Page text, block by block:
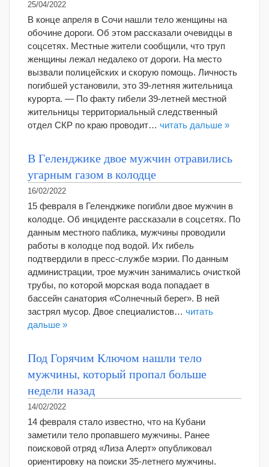
25/04/2022
В конце апреля в Сочи нашли тело женщины на
обочине дороги. Об этом рассказали очевидцы в
соцсетях. Местные жители сообщили, что труп
женщины лежал недалеко от дороги. На место
вызвали полицейских и скорую помощь. Личность
погибшей установили, это 39-летняя жительница
курорта. — По факту гибели 39-летней местной
жительницы территориальный следственный
отдел СКР по краю проводит… читать дальше »
В Геленджике двое мужчин отравились
угарным газом в колодце
16/02/2022
15 февраля в Геленджике погибли двое мужчин в
колодце. Об инциденте рассказали в соцсетях. По
данным местного паблика, мужчины проводили
работы в колодце под водой. Их гибель
подтвердили в пресс-службе мэрии. По данным
администрации, трое мужчин занимались очисткой
трубы, по которой морская вода попадает в
бассейн санатория «Солнечный берег». В ней
застрял мусор. Двое специалистов… читать
дальше »
Под Горячим Ключом нашли тело
мужчины, который пропал больше
недели назад
14/02/2022
14 февраля стало известно, что на Кубани
заметили тело пропавшего мужчины. Ранее
поисковой отряд «Лиза Алерт» опубликовал
ориентировку на поиски 35-летнего мужчины.